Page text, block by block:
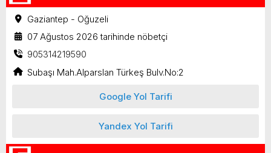
Gaziantep - Oğuzeli
07 Ağustos 2026 tarihinde nöbetçi
905314219590
Subaşı Mah.Alparslan Türkeş Bulv.No:2
Google Yol Tarifi
Yandex Yol Tarifi